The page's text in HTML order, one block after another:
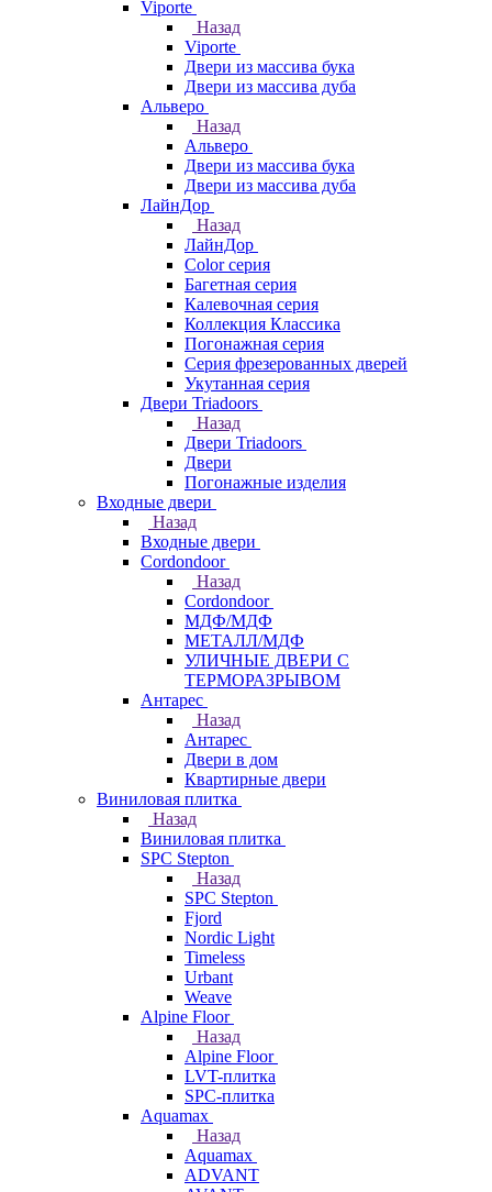
Viporte
Назад
Viporte
Двери из массива бука
Двери из массива дуба
Альверо
Назад
Альверо
Двери из массива бука
Двери из массива дуба
ЛайнДор
Назад
ЛайнДор
Color серия
Багетная серия
Калевочная серия
Коллекция Классика
Погонажная серия
Серия фрезерованных дверей
Укутанная серия
Двери Triadoors
Назад
Двери Triadoors
Двери
Погонажные изделия
Входные двери
Назад
Входные двери
Cordondoor
Назад
Cordondoor
МДФ/МДФ
МЕТАЛЛ/МДФ
УЛИЧНЫЕ ДВЕРИ С
ТЕРМОРАЗРЫВОМ
Антарес
Назад
Антарес
Двери в дом
Квартирные двери
Виниловая плитка
Назад
Виниловая плитка
SPC Stepton
Назад
SPC Stepton
Fjord
Nordic Light
Timeless
Urbant
Weave
Alpine Floor
Назад
Alpine Floor
LVT-плитка
SPC-плитка
Aquamax
Назад
Aquamax
ADVANT